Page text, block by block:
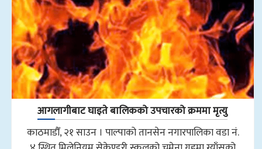
आगलागीबाट घाइते बालिकको उपचारको क्रममा मृत्यु
काठमाडौँ, २१ साउन । पाल्पाको तानसेन नगारपालिका वडा नं.